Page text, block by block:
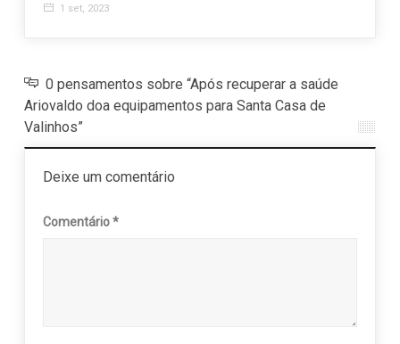
1 set, 2023
0 pensamentos sobre “Após recuperar a saúde
Ariovaldo doa equipamentos para Santa Casa de
Valinhos”
Deixe um comentário
Comentário*